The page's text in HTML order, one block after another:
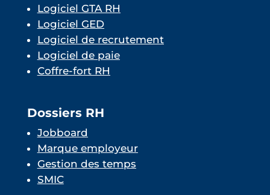
Logiciel GTA RH
Logiciel GED
Logiciel de recrutement
Logiciel de paie
Coffre-fort RH
Dossiers RH
Jobboard
Marque employeur
Gestion des temps
SMIC